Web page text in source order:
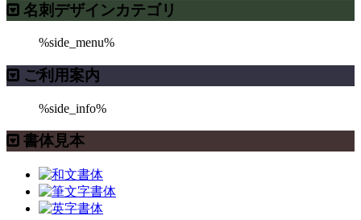
名刺デザインカテゴリ
%side_menu%
ご利用案内
%side_info%
書体見本